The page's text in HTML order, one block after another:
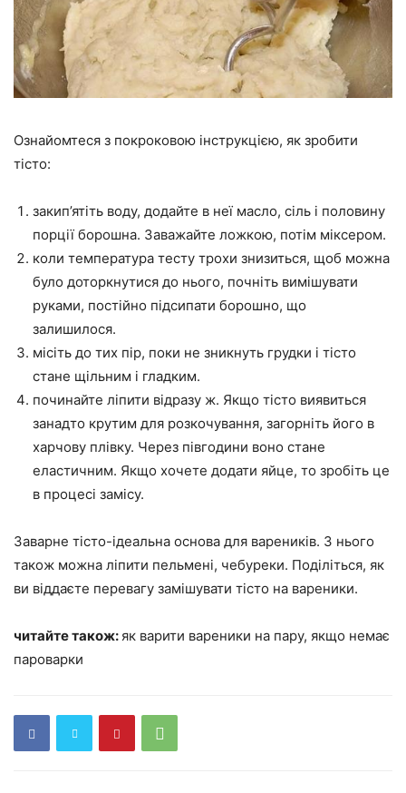
Ознайомтеся з покроковою інструкцією, як зробити
тісто:
закип’ятіть воду, додайте в неї масло, сіль і половину
порції борошна. Заважайте ложкою, потім міксером.
коли температура тесту трохи знизиться, щоб можна
було доторкнутися до нього, почніть вимішувати
руками, постійно підсипати борошно, що
залишилося.
місіть до тих пір, поки не зникнуть грудки і тісто
стане щільним і гладким.
починайте ліпити відразу ж. Якщо тісто виявиться
занадто крутим для розкочування, загорніть його в
харчову плівку. Через півгодини воно стане
еластичним. Якщо хочете додати яйце, то зробіть це
в процесі замісу.
Заварне тісто-ідеальна основа для вареників. З нього
також можна ліпити пельмені, чебуреки. Поділіться, як
ви віддаєте перевагу замішувати тісто на вареники.
читайте також:як варити вареники на пару, якщо немає
пароварки